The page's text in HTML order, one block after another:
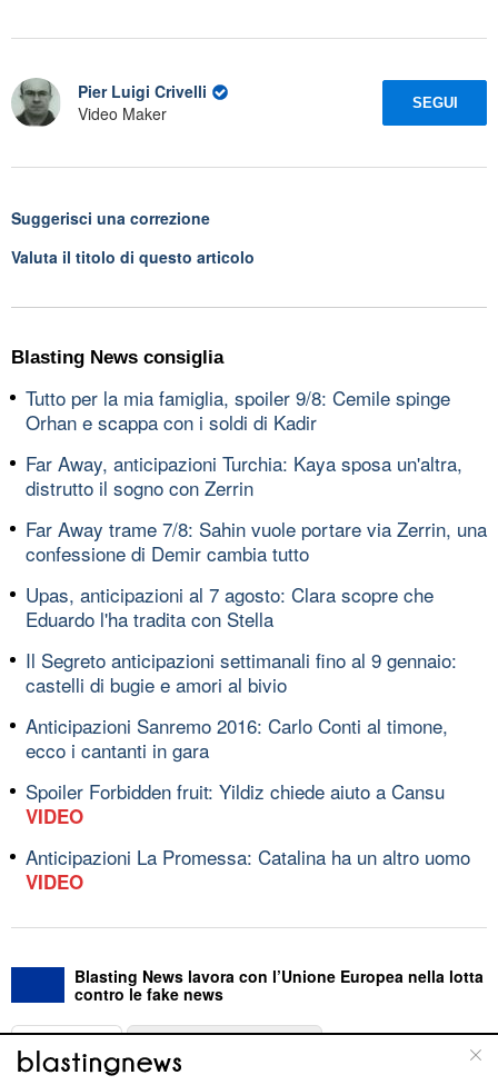
Pier Luigi Crivelli
Video Maker
SEGUI
Suggerisci una correzione
Valuta il titolo di questo articolo
Blasting News consiglia
Tutto per la mia famiglia, spoiler 9/8: Cemile spinge
Orhan e scappa con i soldi di Kadir
Far Away, anticipazioni Turchia: Kaya sposa un'altra,
distrutto il sogno con Zerrin
Far Away trame 7/8: Sahin vuole portare via Zerrin, una
confessione di Demir cambia tutto
Upas, anticipazioni al 7 agosto: Clara scopre che
Eduardo l'ha tradita con Stella
Il Segreto anticipazioni settimanali fino al 9 gennaio:
castelli di bugie e amori al bivio
Anticipazioni Sanremo 2016: Carlo Conti al timone,
ecco i cantanti in gara
Spoiler Forbidden fruit: Yildiz chiede aiuto a Cansu
VIDEO
Anticipazioni La Promessa: Catalina ha un altro uomo
VIDEO
Blasting News lavora con l’Unione Europea nella lotta
contro le fake news
ABOUT